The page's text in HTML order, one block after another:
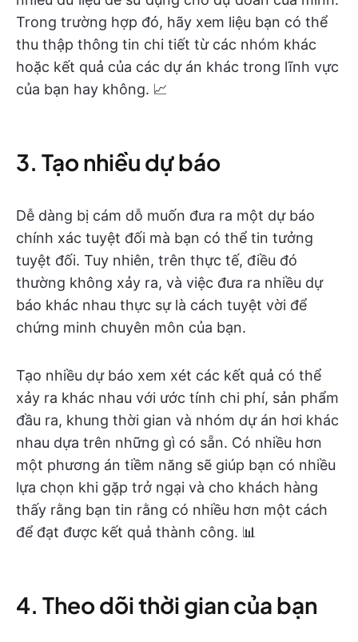
Trong trường hợp đó, hãy xem liệu bạn có thể
thu thập thông tin chi tiết từ các nhóm khác
hoặc kết quả của các dự án khác trong lĩnh vực
của bạn hay không. 📈
3. Tạo nhiều dự báo
Dễ dàng bị cám dỗ muốn đưa ra một dự báo
chính xác tuyệt đối mà bạn có thể tin tưởng
tuyệt đối. Tuy nhiên, trên thực tế, điều đó
thường không xảy ra, và việc đưa ra nhiều dự
báo khác nhau thực sự là cách tuyệt vời để
chứng minh chuyên môn của bạn.
Tạo nhiều dự báo xem xét các kết quả có thể
xảy ra khác nhau với ước tính chi phí, sản phẩm
đầu ra, khung thời gian và nhóm dự án hơi khác
nhau dựa trên những gì có sẵn. Có nhiều hơn
một phương án tiềm năng sẽ giúp bạn có nhiều
lựa chọn khi gặp trở ngại và cho khách hàng
thấy rằng bạn tin rằng có nhiều hơn một cách
để đạt được kết quả thành công. 📊
4. Theo dõi thời gian của bạn